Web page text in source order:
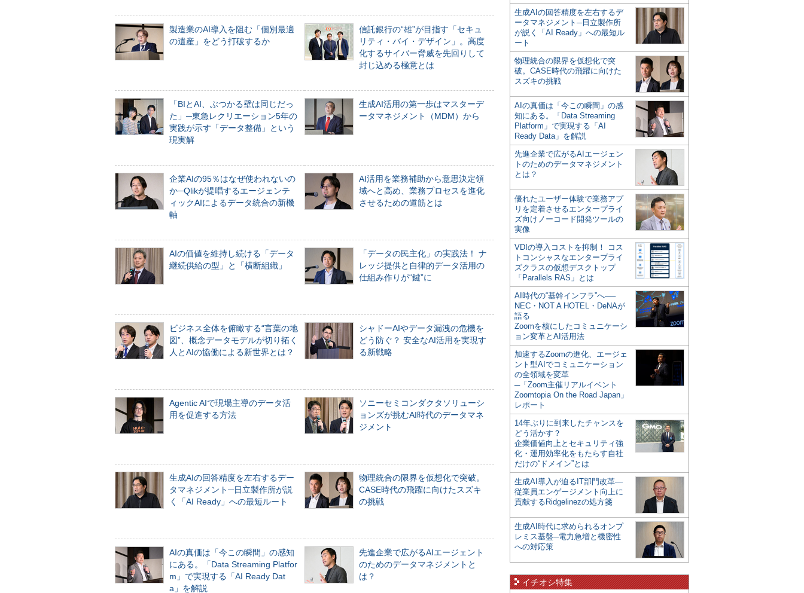
製造業のAI導入を阻む「個別最適
の遺産」をどう打破するか
信託銀行の“雄”が目指す「セキュ
リティ・バイ・デザイン」。高度
化するサイバー脅威を先回りして
封じ込める極意とは
「BIとAI、ぶつかる壁は同じだっ
た」─東急レクリエーション5年の
実践が示す「データ整備」という
現実解
生成AI活用の第一歩はマスターデ
ータマネジメント（MDM）から
企業AIの95％はなぜ使われないの
か─Qlikが提唱するエージェンテ
ィックAIによるデータ統合の新機
軸
AI活用を業務補助から意思決定領
域へと高め、業務プロセスを進化
させるための道筋とは
AIの価値を維持し続ける「データ
継続供給の型」と「横断組織」
「データの民主化」の実践法！ ナ
レッジ提供と自律的データ活用の
仕組み作りが“鍵”に
ビジネス全体を俯瞰する“言葉の地
図”、概念データモデルが切り拓く
人とAIの協働による新世界とは？
シャドーAIやデータ漏洩の危機を
どう防ぐ？ 安全なAI活用を実現す
る新戦略
Agentic AIで現場主導のデータ活
用を促進する方法
ソニーセミコンダクタソリューシ
ョンズが挑むAI時代のデータマネ
ジメント
生成AIの回答精度を左右するデー
タマネジメント─日立製作所が説
く「AI Ready」への最短ルート
物理統合の限界を仮想化で突破。
CASE時代の飛躍に向けたスズキ
の挑戦
AIの真価は「今この瞬間」の感知
にある。「Data Streaming Platfor
m」で実現する「AI Ready Dat
a」を解説
先進企業で広がるAIエージェント
のためのデータマネジメントと
は？
生成AIの回答精度を左右するデ
ータマネジメント─日立製作所
が説く「AI Ready」への最短ル
ート
物理統合の限界を仮想化で突
破。CASE時代の飛躍に向けた
スズキの挑戦
AIの真価は「今この瞬間」の感
知にある。「Data Streaming
Platform」で実現する「AI
Ready Data」を解説
先進企業で広がるAIエージェン
トのためのデータマネジメント
とは？
優れたユーザー体験で業務アプ
リを定着させるエンタープライ
ズ向けノーコード開発ツールの
実像
VDIの導入コストを抑制！ コス
トコンシャスなエンタープライ
ズクラスの仮想デスクトップ
「Parallels RAS」とは
AI時代の“基幹インフラ”へ──
NEC・NOT A HOTEL・DeNAが
語る
Zoomを核にしたコミュニケーシ
ョン変革とAI活用法
加速するZoomの進化、エージェ
ント型AIでコミュニケーション
の全領域を変革
─「Zoom主催リアルイベント
Zoomtopia On the Road Japan」
レポート
14年ぶりに到来したチャンスを
どう活かす？
企業価値向上とセキュリティ強
化・運用効率化をもたらす自社
だけの“ドメイン”とは
生成AI導入が迫るIT部門改革―
従業員エンゲージメント向上に
貢献するRidgelinezの処方箋
生成AI時代に求められるオンプ
レミス基盤─電力急増と機密性
への対応策
イチオシ特集